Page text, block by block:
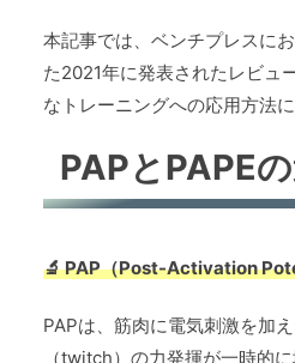
本記事では、ベンチプレスに
た2021年に発表されたレビュ
なトレーニングへの応用方法
PAPとPAPE
🔬 PAP（Post-Activation
PAPは、筋肉に電気刺激を加
（twitch）の力発揮が一時的